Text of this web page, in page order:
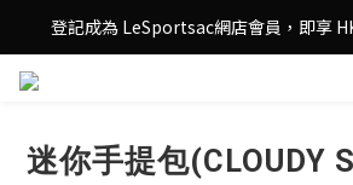
登記成為 LeSportsac網店會員，即享
登記成為 LeSportsac網店會員，即享
滿 $800尊享港澳免費送貨，購物從
迷你手提包(CLOUDY